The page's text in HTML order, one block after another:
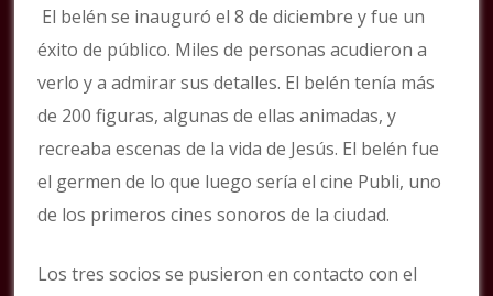
El belén se inauguró el 8 de diciembre y fue un
éxito de público. Miles de personas acudieron a
verlo y a admirar sus detalles. El belén tenía más
de 200 figuras, algunas de ellas animadas, y
recreaba escenas de la vida de Jesús. El belén fue
el germen de lo que luego sería el cine Publi, uno
de los primeros cines sonoros de la ciudad.
Los tres socios se pusieron en contacto con el